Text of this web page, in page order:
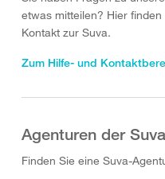
etwas mitteilen? Hier
Kontakt zur Suva.
Zum Hilfe- und
Agenturen der Suva
Finden Sie eine Suva-